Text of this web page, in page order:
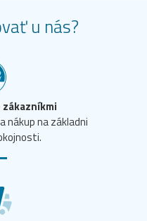
u nás?
nákup na základni